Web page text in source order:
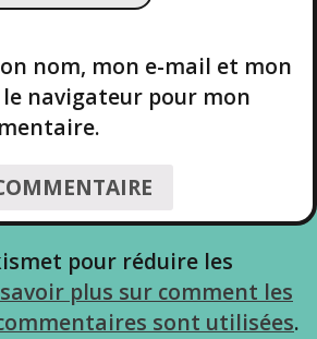
nom, mon e-mail et mon
navigateur pour mon
pour réduire les
plus sur comment les
sont utilisées.